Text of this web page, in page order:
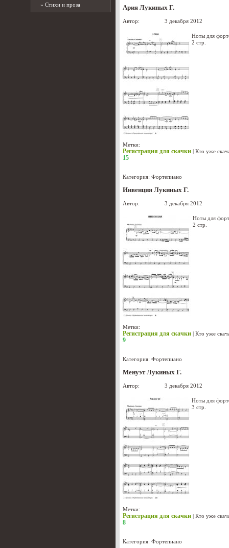
» Стихи и проза Ария Лукиных Г.
Автор: 3 декабря 2012
Ноты для
2 стр.
Метки:
Регистрация для скачки Кто уже
15
Категория: Фортепиано
Инвенция Лукиных Г.
Автор: 3 декабря 2012
Ноты для
2 стр.
Метки:
Регистрация для скачки | Кто уже
9
Категория: Фортепиано
Менуэт Лукиных Г.
Автор: 3 декабря 2012
Ноты для
3 стр.
Метки:
Регистрация для скачки | Кто уже
8
Категория: Фортепиано